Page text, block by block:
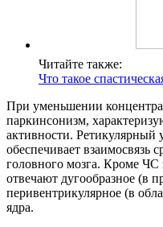
Читайте также:
Что такое
При уменьшении
паркинсонизм,
активности. Ретикулярный
обеспечивает взаимосвязь
головного мозга. Кроме ЧС
отвечают дугообразное (в
перивентрикулярное (в
ядра.